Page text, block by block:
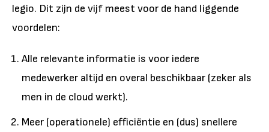
legio. Dit zijn de vijf meest voor de hand liggende
voordelen:
Alle relevante informatie is voor iedere
medewerker altijd en overal beschikbaar (zeker als
men in de cloud werkt).
Meer (operationele) efficiëntie en (dus) snellere